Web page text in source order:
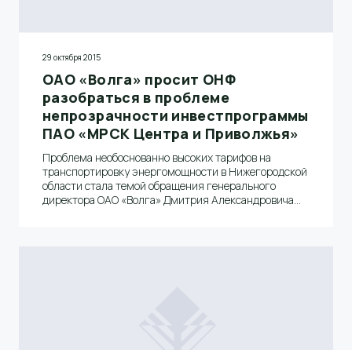
29 октября 2015
ОАО «Волга» просит ОНФ
разобраться в проблеме
непрозрачности инвестпрограммы
ПАО «МРСК Центра и Приволжья»
Проблема необоснованно высоких тарифов на
транспортировку энергомощности в Нижегородской
области стала темой обращения генерального
директора ОАО «Волга» Дмитрия Александровича